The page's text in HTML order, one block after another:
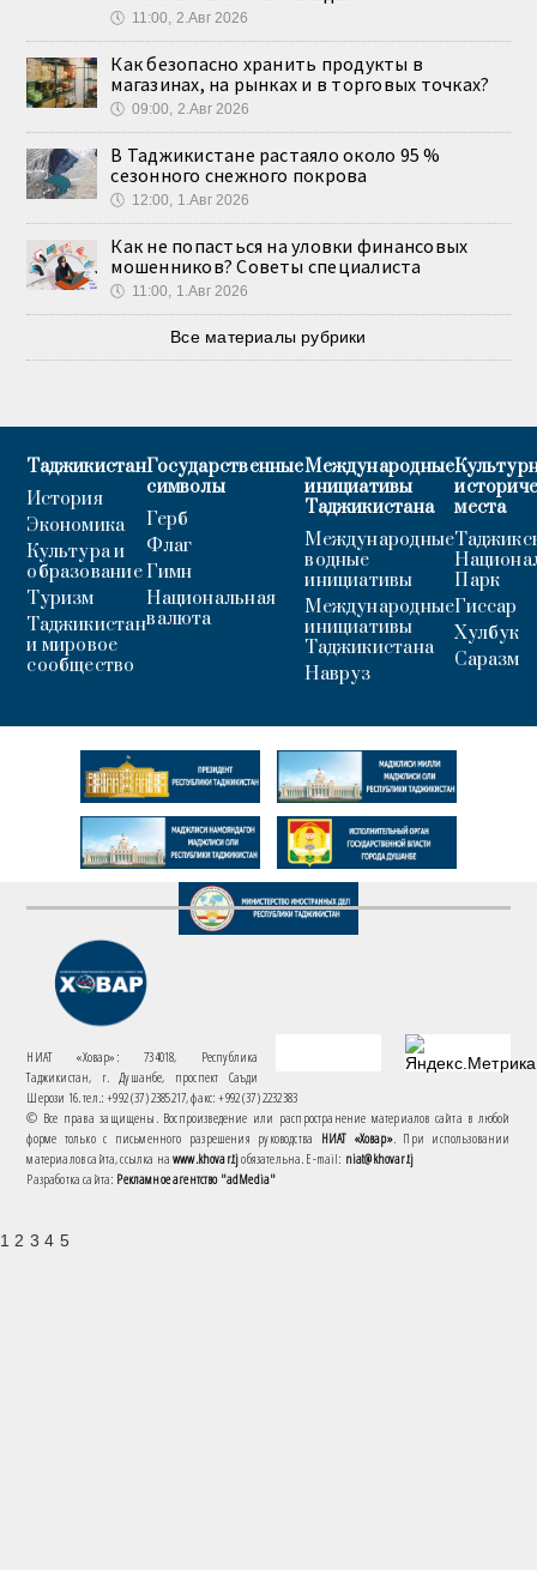
🕔 11:00, 2.Авг 2026
Как безопасно хранить продукты в
магазинах, на рынках и в торговых точках?
🕔 09:00, 2.Авг 2026
В Таджикистане растаяло около 95 %
сезонного снежного покрова
🕔 12:00, 1.Авг 2026
Как не попасться на уловки финансовых
мошенников? Советы специалиста
🕔 11:00, 1.Авг 2026
Все материалы рубрики
Таджикистан
История
Экономика
Культура и
образование
Туризм
Таджикистан
и мировое
сообщество
Государственные
символы
Герб
Флаг
Гимн
Национальная
валюта
Международные
инициативы
Таджикистана
Международные
водные
инициативы
Международные
инициативы
Таджикистана
Навруз
места
Парк
Гиссар
Хулбук
Саразм
НИАТ «Ховар»: 734018, Республика
Таджикистан, г. Душанбе, проспект Саъди
Шерози 16. тел.: +992 (37) 2385217, факс: +992 (37) 2232383
© Все права защищены. Воспроизведение или распространение материалов сайта в любой
форме только с письменного разрешения руководства НИАТ «Ховар». При использовании
материалов сайта, ссылка наwww.khovar.tjобязательна. E-mail: niat@khovar.tj
Разработка сайта: Рекламное агентство "adMedia"
1 2 3 4 5